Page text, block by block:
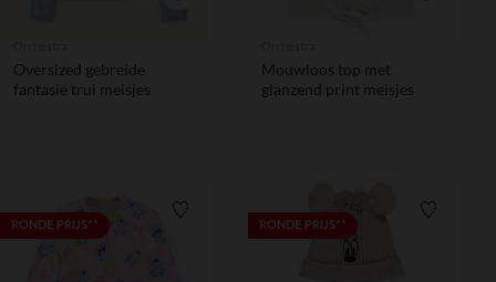
Oversized gebreide
fantasie trui meisjes
Mouwloos top met
glanzend print meisjes
RONDE PRIJS** Verlanglijstje.RONDE PRIJS**